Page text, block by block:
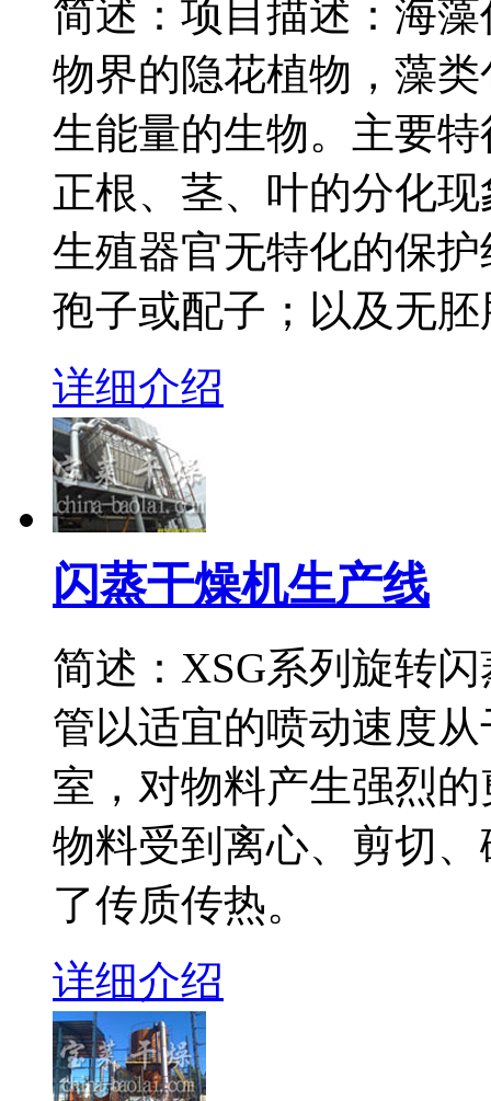
简述：项目描述：海
物界的隐花植物，藻
生能量的生物。主要
正根、茎、叶的分化
生殖器官无特化的保
孢子或配子；以及无
详细介绍
闪蒸干燥机生产线
简述：XSG系列旋转
管以适宜的喷动速度
室，对物料产生强烈
物料受到离心、剪切
了传质传热。
详细介绍